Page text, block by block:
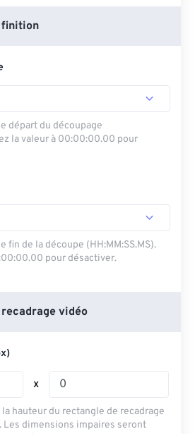
finition
départ du découpage
la valeur à 00:00:00.00 pour
fin de la découpe (HH:MM:SS.MS).
pour désactiver.
vidéo
x
hauteur du rectangle de recadrage
Les dimensions impaires seront